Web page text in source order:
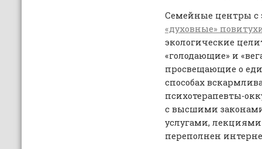
Семейные центры с
«духовные»
экологические
«голодающие» и
просвещающие о
способах
психотерапевты-
с высшими
услугами,
переполнен